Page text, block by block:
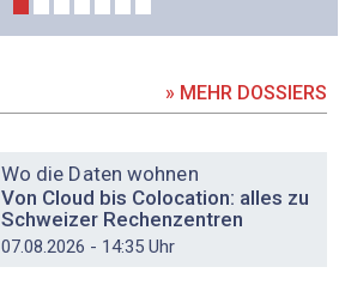
» MEHR DOSSIERS
Wo die Daten wohnen
Von Cloud bis Colocation: alles zu
Schweizer Rechenzentren
07.08.2026 - 14:35 Uhr